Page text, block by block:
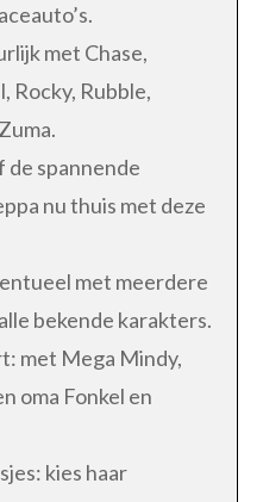
met Chase,
Rocky, Rubble,
de spannende
nu thuis met deze
met meerdere
bekende karakters.
met Mega Mindy,
oma Fonkel en
kies haar